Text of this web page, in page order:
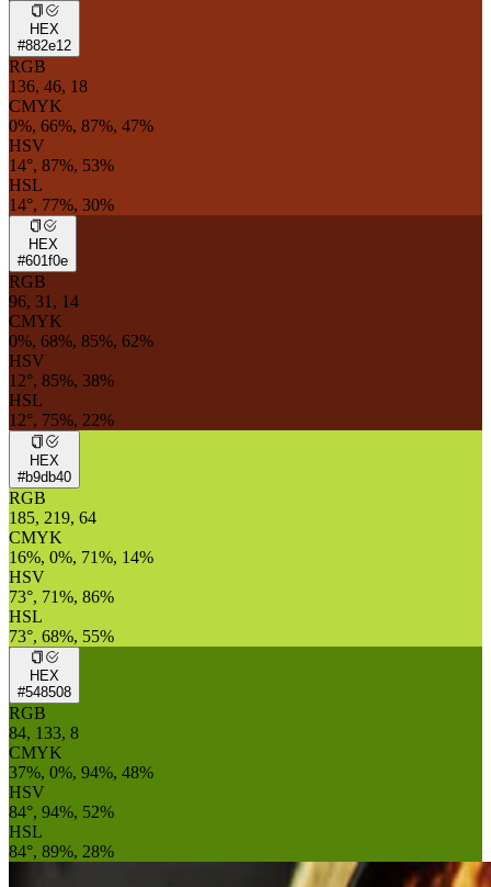
HEX
#882e12
RGB
136, 46, 18
CMYK
0%, 66%, 87%, 47%
HSV
14°, 87%, 53%
HSL
14°, 77%, 30%
HEX
#601f0e
RGB
96, 31, 14
CMYK
0%, 68%, 85%, 62%
HSV
12°, 85%, 38%
HSL
12°, 75%, 22%
HEX
#b9db40
RGB
185, 219, 64
CMYK
16%, 0%, 71%, 14%
HSV
73°, 71%, 86%
HSL
73°, 68%, 55%
HEX
#548508
RGB
84, 133, 8
CMYK
37%, 0%, 94%, 48%
HSV
84°, 94%, 52%
HSL
84°, 89%, 28%